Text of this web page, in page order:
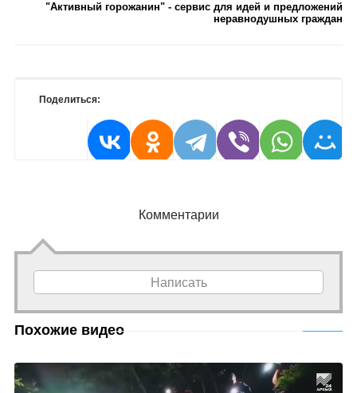
"Активный горожанин" - сервис для идей и предложений
неравнодушных граждан
Поделиться:
Комментарии
Написать
Похожие видео